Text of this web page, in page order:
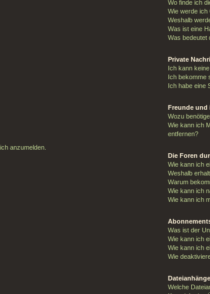
anzumelden.
Wo finde ich
Wie werde ich
Weshalb
Was ist eine
Was bedeutet
Private
Ich kann
Ich bekomme
Ich habe eine
Freunde und
Wozu
Wie kann ich
entfernen?
Die Foren
Wie kann ich
Weshalb
Warum
Wie kann ich
Wie kann ich
Was ist der
Wie kann ich
Wie kann ich
Wie
Dateianhänge
Welche